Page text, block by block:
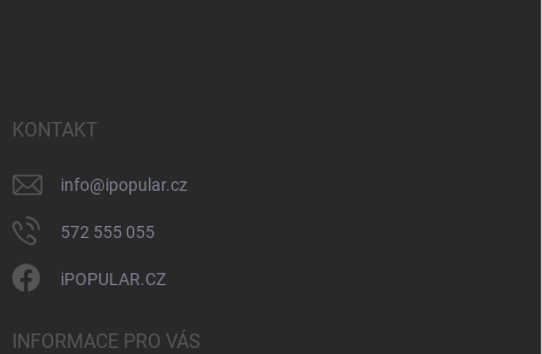
KONTAKT
info@ipopular.cz
572 555 055
iPOPULAR.CZ
INFORMACE PRO VÁS